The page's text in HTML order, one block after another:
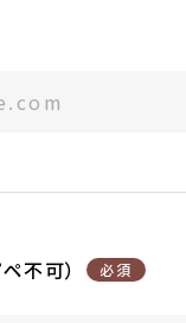
不可） 必須